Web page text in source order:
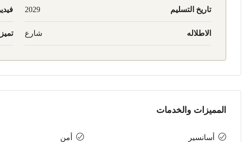
تاريخ التسليم 2029
الاطلاله شارع
المميزات والخدمات
أسانسير أمن